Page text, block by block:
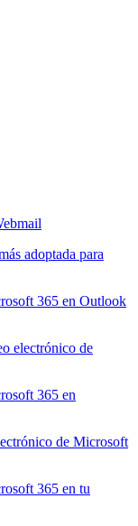
adoptada para
365 en Outlook
electrónico de
365 en
de Microsoft
365 en tu